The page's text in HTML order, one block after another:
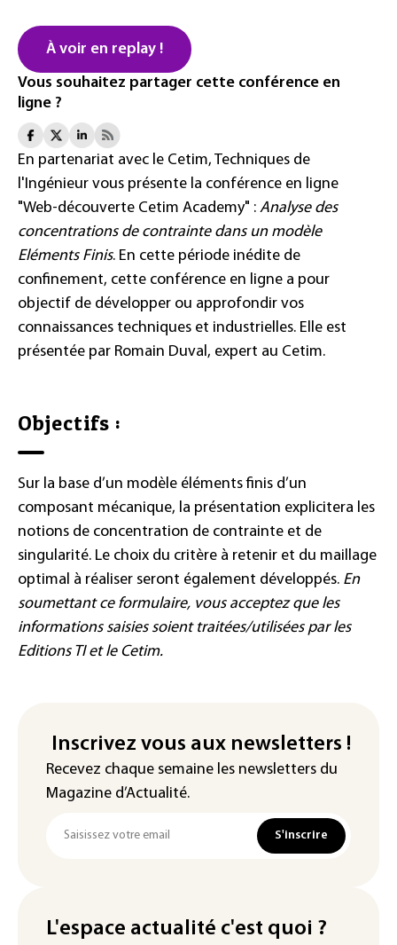
À voir en replay !
Vous souhaitez partager cette conférence en
ligne ?
En partenariat avec le Cetim, Techniques de
l'Ingénieur vous présente la conférence en ligne
"Web-découverte Cetim Academy" : Analyse des
concentrations de contrainte dans un modèle
Eléments Finis. En cette période inédite de
confinement, cette conférence en ligne a pour
objectif de développer ou approfondir vos
connaissances techniques et industrielles. Elle est
présentée par Romain Duval, expert au Cetim.
Objectifs :
Sur la base d’un modèle éléments finis d’un
composant mécanique, la présentation explicitera les
notions de concentration de contrainte et de
singularité. Le choix du critère à retenir et du maillage
optimal à réaliser seront également développés. En
soumettant ce formulaire, vous acceptez que les
informations saisies soient traitées/utilisées par les
Editions TI et le Cetim.
Inscrivez vous aux newsletters !
Recevez chaque semaine les newsletters du
Magazine d’Actualité.
S'inscrire
L'espace actualité c'est quoi ?